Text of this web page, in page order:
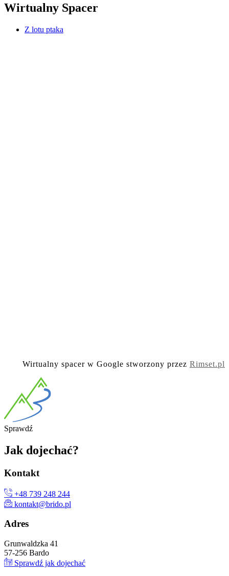
Wirtualny Spacer
Z lotu ptaka
Wirtualny spacer w Google stworzony przez Rimset.pl
Sprawdź
Jak dojechać?
Kontakt
+48 739 248 244
kontakt@brido.pl
Adres
Grunwaldzka 41
57-256 Bardo
Sprawdź jak dojechać